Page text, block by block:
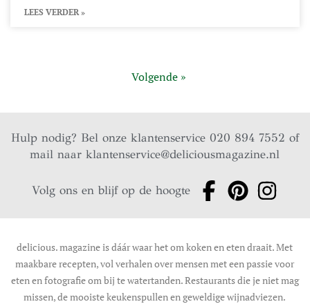
LEES VERDER »
Volgende »
Hulp nodig? Bel onze klantenservice 020 894 7552 of
mail naarklantenservice@deliciousmagazine.nl
Volg ons en blijf op de hoogte
delicious. magazine is dáár waar het om koken en eten draait. Met
maakbare recepten, vol verhalen over mensen met een passie voor
eten en fotografie om bij te watertanden. Restaurants die je niet mag
missen, de mooiste keukenspullen en geweldige wijnadviezen.